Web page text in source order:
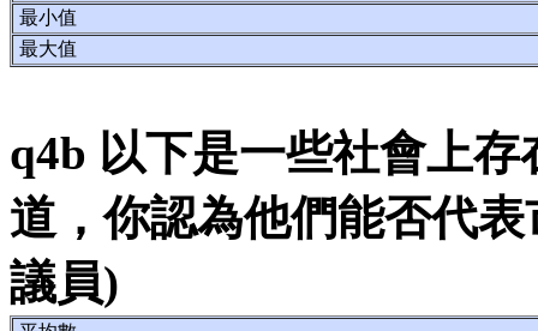
最小值
最大值
q4b 以下是一些社會上
道，你認為他們能否代
議員)